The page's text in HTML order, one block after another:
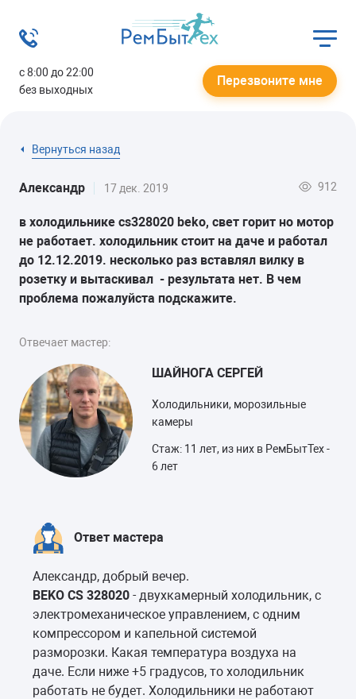
с 8:00 до 22:00
без выходных
Перезвоните мне
Вернуться назад
Александр 17 дек. 2019 912
в холодильнике cs328020 beko, свет горит но мотор
не работает. холодильник стоит на даче и работал
до 12.12.2019. несколько раз вставлял вилку в
розетку и вытаскивал - результата нет. В чем
проблема пожалуйста подскажите.
Отвечает мастер:
ШАЙНОГА СЕРГЕЙ
Холодильники, морозильные
камеры
Стаж: 11 лет, из них в РемБытТех -
6 лет
Ответ мастера
Александр, добрый вечер.
BEKO CS 328020 - двухкамерный холодильник, с
электромеханическое управлением, с одним
компрессором и капельной системой
разморозки. Какая температура воздуха на
даче. Если ниже +5 градусов, то холодильник
работать не будет. Холодильники не работают